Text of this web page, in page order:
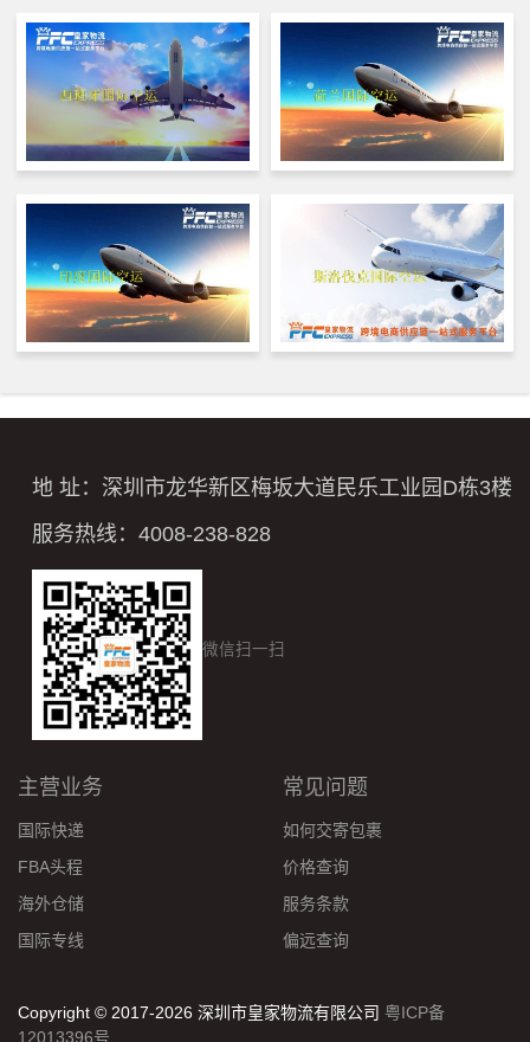
地 址：深圳市龙华新区梅坂大道民乐工业园D栋3楼
服务热线：4008-238-828
微信扫一扫
主营业务
国际快递
FBA头程
海外仓储
国际专线
常见问题
如何交寄包裹
价格查询
服务条款
偏远查询
Copyright © 2017-2026 深圳市皇家物流有限公司 粤ICP备
12013396号